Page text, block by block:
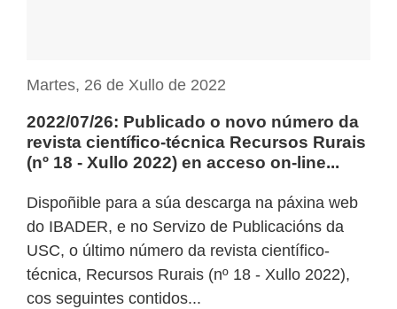
Martes, 26 de Xullo de 2022
2022/07/26: Publicado o novo número da
revista científico-técnica Recursos Rurais
(nº 18 - Xullo 2022) en acceso on-line...
Dispoñible para a súa descarga na páxina web
do IBADER, e no Servizo de Publicacións da
USC, o último número da revista científico-
técnica, Recursos Rurais (nº 18 - Xullo 2022),
cos seguintes contidos...